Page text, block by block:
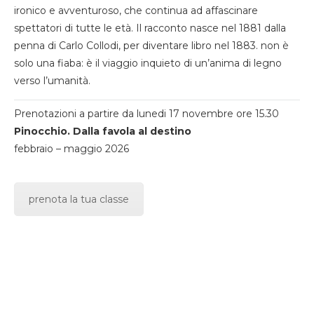
ironico e avventuroso, che continua ad affascinare
spettatori di tutte le età. Il racconto nasce nel 1881 dalla
penna di Carlo Collodi, per diventare libro nel 1883. non è
solo una fiaba: è il viaggio inquieto di un’anima di legno
verso l’umanità.
Prenotazioni a partire da lunedi 17 novembre ore 15.30
Pinocchio. Dalla favola al destino
febbraio – maggio 2026
prenota la tua classe